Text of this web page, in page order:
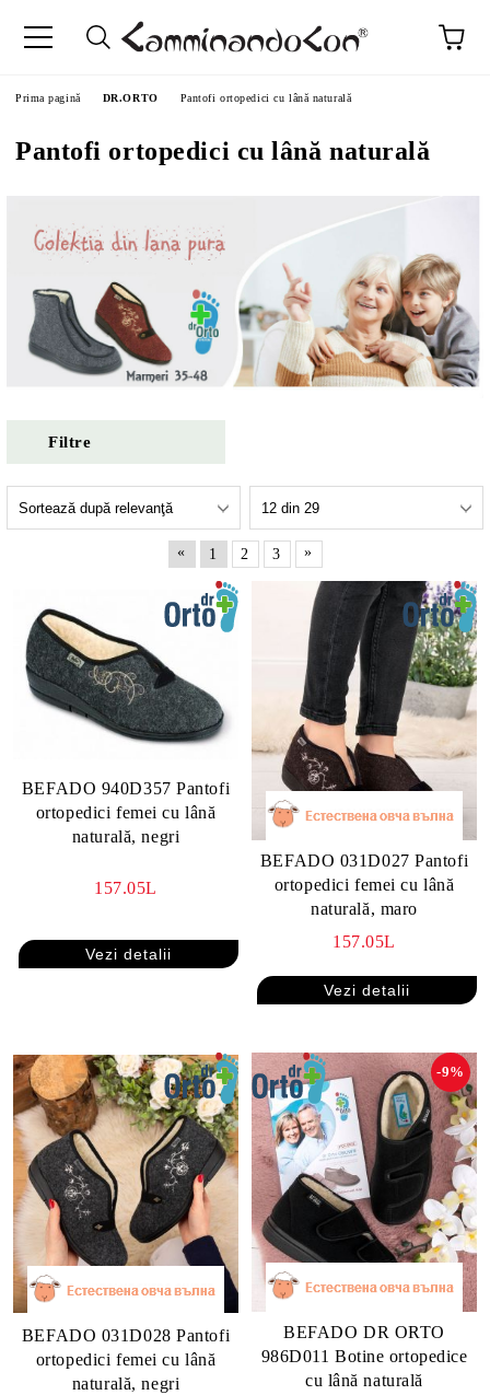
Prima pagină DR.ORTO Pantofi ortopedici cu lână naturală
Pantofi ortopedici cu lână naturală
Filtre
« 1 2 3 »
BEFADO 940D357 Pantofi
ortopedici femei cu lână
naturală, negri
157.05L
Vezi detalii
BEFADO 031D027 Pantofi
ortopedici femei cu lână
naturală, maro
157.05L
Vezi detalii
BEFADO 031D028 Pantofi
ortopedici femei cu lână
naturală, negri
BEFADO DR ORTO
986D011 Botine ortopedice
cu lână naturală
-9%